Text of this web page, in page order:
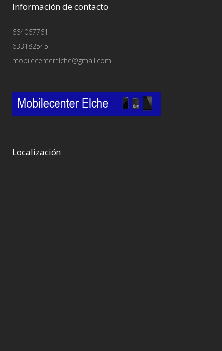
Información de contacto
664067761
633182545
mobilecenterelche@gmail.com
Localización